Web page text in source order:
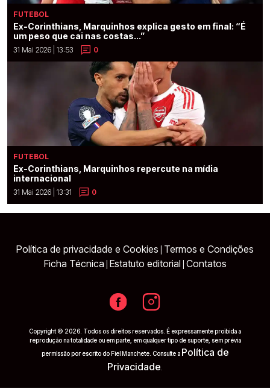
FUTEBOL
Ex-Corinthians, Marquinhos explica gesto em final: “É
um peso que cai nas costas...”
31 Mai 2026 | 13:53 0
FUTEBOL
Ex-Corinthians, Marquinhos repercute na mídia
internacional
31 Mai 2026 | 13:31 0
Política de privacidade e Cookies Termos e Condições
Ficha Técnica Estatuto editorial Contatos
Copyright © 2026. Todos os direitos reservados. É expressamente proibida a
reprodução na totalidade ou em parte, em qualquer tipo de suporte, sem prévia
permissão por escrito do Fiel Manchete. Consulte a Política de
Privacidade